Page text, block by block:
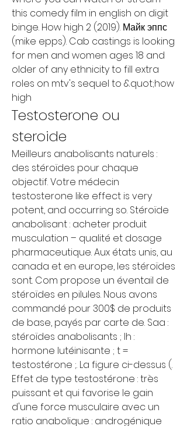
this comedy film in english on digit
binge. How high 2 (2019). Майк эппс
(mike epps). Cab castings is looking
for men and women ages 18 and
older of any ethnicity to fill extra
roles on mtv's sequel to &quot;how
high
Testosterone ou
steroide
Meilleurs anabolisants naturels :
des stéroïdes pour chaque
objectif. Votre médecin
testosterone like effect is very
potent, and occurring so. Stéroïde
anabolisant : acheter produit
musculation – qualité et dosage
pharmaceutique. Aux états unis, au
canada et en europe, les stéroïdes
sont. Com propose un éventail de
stéroïdes en pilules. Nous avons
commandé pour 300$ de produits
de base, payés par carte de. Saa :
stéroïdes anabolisants ; lh :
hormone lutéinisante ; t =
testostérone ;. La figure ci-dessus (.
Effet de type testostérone : très
puissant et qui favorise le gain
d'une force musculaire avec un
ratio anabolique : androgénique